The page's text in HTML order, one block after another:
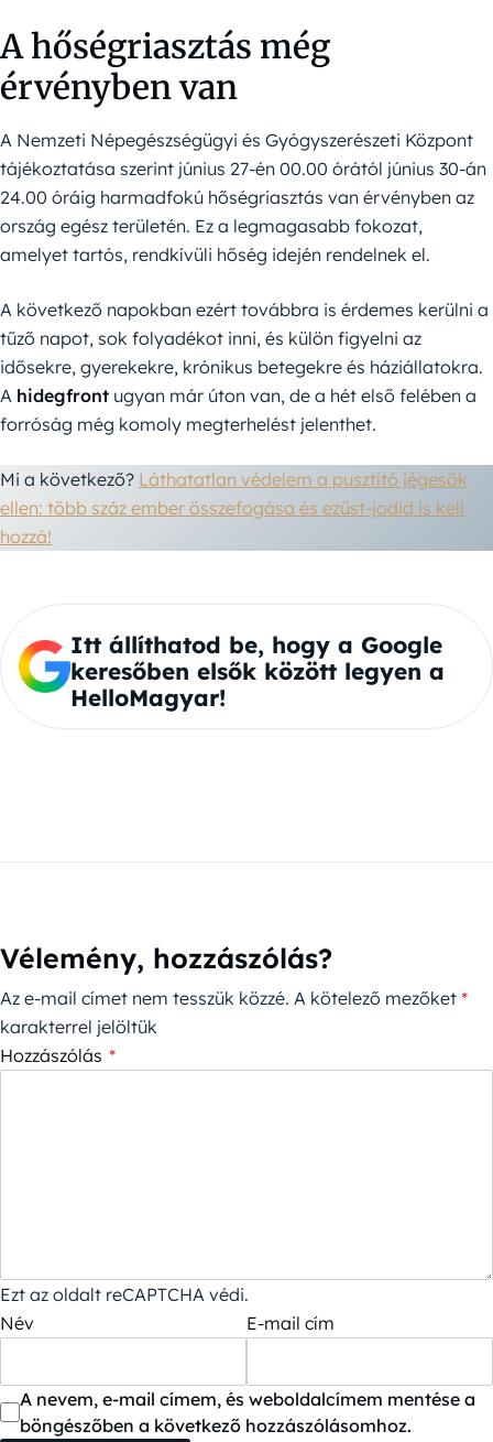
A hőségriasztás még
érvényben van
A Nemzeti Népegészségügyi és Gyógyszerészeti Központ
tájékoztatása szerint június 27-én 00.00 órától június 30-án
24.00 óráig harmadfokú hőségriasztás van érvényben az
ország egész területén. Ez a legmagasabb fokozat,
amelyet tartós, rendkívüli hőség idején rendelnek el.
A következő napokban ezért továbbra is érdemes kerülni a
tűző napot, sok folyadékot inni, és külön figyelni az
idősekre, gyerekekre, krónikus betegekre és háziállatokra.
A hidegfront ugyan már úton van, de a hét első felében a
forróság még komoly megterhelést jelenthet.
Mi a következő? Láthatatlan védelem a pusztító jégesők
ellen: több száz ember összefogása és ezüst-jodid is kell
hozzá!
Itt állíthatod be, hogy a Google
keresőben elsők között legyen a
HelloMagyar!
Vélemény, hozzászólás?
Az e-mail címet nem tesszük közzé. A kötelező mezőket *
karakterrel jelöltük
Hozzászólás *
Ezt az oldalt reCAPTCHA védi.
Név
E-mail cím
A nevem, e-mail címem, és weboldalcímem mentése a
böngészőben a következő hozzászólásomhoz.